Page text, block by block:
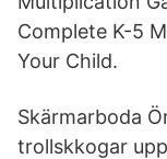
Complete K-5
Your Child.
Skärmarboda
trollskkogar